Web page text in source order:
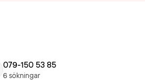
079-150 53 85
6 sökningar